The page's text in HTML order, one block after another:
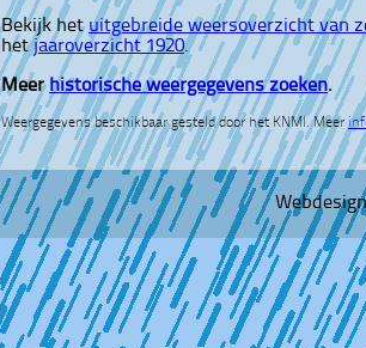
Bekijk het uitgebreide weersoverzicht van
hetjaaroverzicht 1920.
Meer historische weergegevens zoeken.
Weergegevens beschikbaar gesteld door het KNMI. Meer